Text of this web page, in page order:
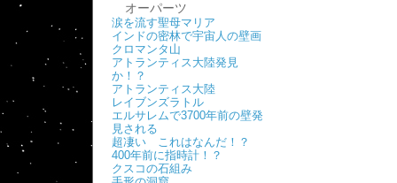
オーパーツ
涙を流す聖母マリア
インドの密林で宇宙人の壁画
クロマンタ山
アトランティス大陸発見
か！？
アトランティス大陸
レイブンズラトル
エルサレムで3700年前の壁発
見される
超凄い これはなんだ！？
400年前に指時計！？
クスコの石組み